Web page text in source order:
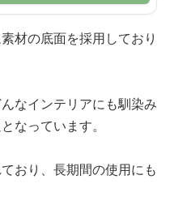
材の底面を採用しており
なインテリアにも馴染み
なっています。
おり、長期間の使用にも